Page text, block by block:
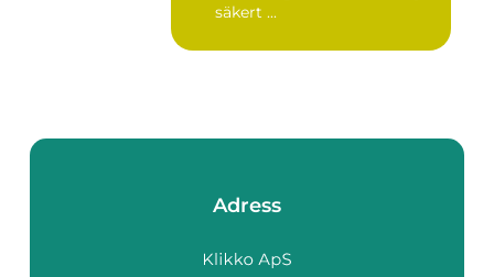
säkert ...
Adress